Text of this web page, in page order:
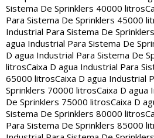
Sistema De Sprinklers 40000 litros
Para Sistema De Sprinklers 45000
Industrial Para Sistema De
agua Industrial Para Sistema De
D agua Industrial Para Sistema De
litrosCaixa D agua Industrial Para
65000 litrosCaixa D agua Industrial
Sprinklers 70000 litrosCaixa D agua
De Sprinklers 75000 litrosCaixa D
Sistema De Sprinklers 80000 litros
Para Sistema De Sprinklers 85000